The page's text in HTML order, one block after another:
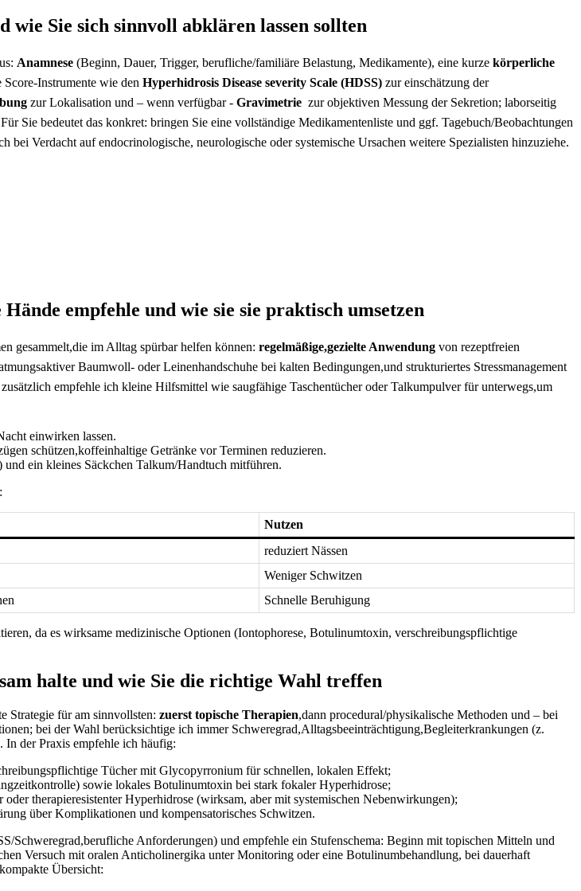
Sie ​sich ​sinnvoll abklären lassen sollten
Anamnese (Beginn, Dauer, ‌Trigger, berufliche/familiäre‍ Belastung, ⁣Medikamente),⁢ eine kurze körperliche
Instrumente wie den Hyperhidrosis ⁤Disease severity Scale (HDSS) zur ⁣einschätzung der
zur Lokalisation​ und – wenn verfügbar​ -⁤ Gravimetrie ⁤ zur‌ objektiven⁣ Messung ​der Sekretion; laborseitig
Sie⁢ bedeutet das⁣ konkret: bringen Sie‌ eine vollständige Medikamentenliste und ggf. Tagebuch/Beobachtungen⁢
Verdacht auf endocrinologische,⁣ neurologische oder systemische Ursachen weitere Spezialisten​ hinzuziehe.
​empfehle und wie sie sie praktisch umsetzen
gesammelt,die im Alltag spürbar helfen können:​ regelmäßige,gezielte Anwendung von rezeptfreien
Baumwoll- oder ‍Leinenhandschuhe ⁣bei kalten Bedingungen,und strukturiertes Stressmanagement
empfehle ⁤ich kleine Hilfsmittel wie saugfähige ‍Taschentücher oder ⁣Talkumpulver für unterwegs,um
einwirken lassen.
schützen,koffeinhaltige ​Getränke vor Terminen reduzieren.
ein ‌kleines Säckchen⁤ Talkum/Handtuch mitführen.
Nutzen
reduziert Nässen
Weniger Schwitzen
Schnelle Beruhigung
da ‍es wirksame medizinische Optionen (Iontophorese, Botulinumtoxin,‍ verschreibungspflichtige
halte und wie ⁤Sie die richtige Wahl treffen
Strategie für‍ am sinnvollsten: zuerst topische ‌Therapien,dann procedural/physikalische Methoden​ und – bei
bei der‌ Wahl berücksichtige ich immer ⁤Schweregrad,Alltagsbeeinträchtigung,Begleiterkrankungen (z.
⁤In der Praxis empfehle ⁢ich⁣ häufig:⁢
‌Tücher mit Glycopyrronium ⁤für schnellen, lokalen Effekt;
sowie lokales Botulinumtoxin ⁣bei stark fokaler‌ Hyperhidrose;
therapieresistenter Hyperhidrose (wirksam, aber mit systemischen Nebenwirkungen);
über Komplikationen und kompensatorisches Schwitzen.
Anforderungen) ‍und empfehle ein Stufenschema: ‌Beginn mit topischen Mitteln und
Versuch mit⁢ oralen Anticholinergika unter⁤ Monitoring oder eine Botulinumbehandlung, bei dauerhaft
⁢Übersicht: